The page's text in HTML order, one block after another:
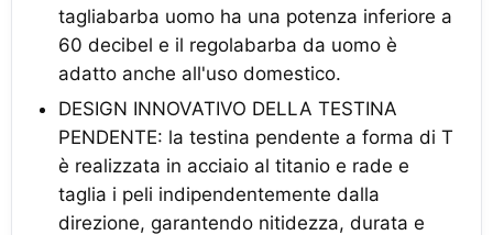
tagliabarba uomo ha una potenza inferiore a
60 decibel e il regolabarba da uomo è
adatto anche all'uso domestico.
DESIGN INNOVATIVO DELLA TESTINA
PENDENTE: la testina pendente a forma di T
è realizzata in acciaio al titanio e rade e
taglia i peli indipendentemente dalla
direzione, garantendo nitidezza, durata e